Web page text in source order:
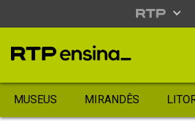
MUSEUS MIRANDÊS